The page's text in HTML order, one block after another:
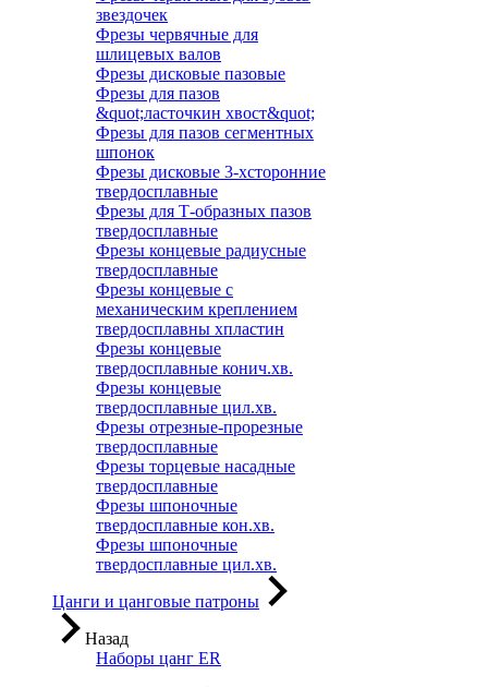
звездочек
Фрезы червячные для
шлицевых валов
Фрезы дисковые пазовые
Фрезы для пазов
&quot;ласточкин хвост&quot;
Фрезы для пазов сегментных
шпонок
Фрезы дисковые 3-хсторонние
твердосплавные
Фрезы для Т-образных пазов
твердосплавные
Фрезы концевые радиусные
твердосплавные
Фрезы концевые с
механическим креплением
твердосплавны хпластин
Фрезы концевые
твердосплавные конич.хв.
Фрезы концевые
твердосплавные цил.хв.
Фрезы отрезные-прорезные
твердосплавные
Фрезы торцевые насадные
твердосплавные
Фрезы шпоночные
твердосплавные кон.хв.
Фрезы шпоночные
твердосплавные цил.хв.
Цанги и цанговые патроны
Назад
Наборы цанг ER